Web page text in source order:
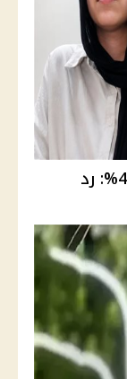
القصة الكاملة لأزمة ريم صاحبة الـ4%: رد